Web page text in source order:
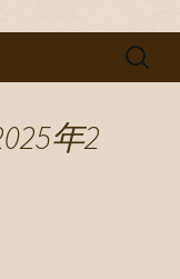
検
年2